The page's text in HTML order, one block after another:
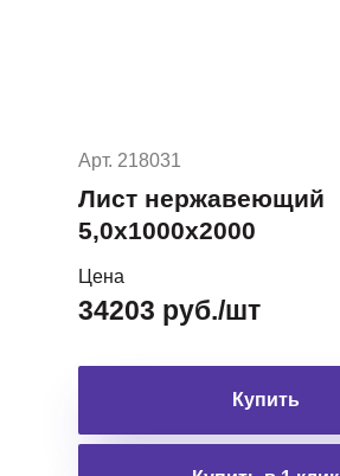
Арт. 218031
Лист нержавеющий
5,0х1000х2000
Цена
34203 руб./шт
Купить